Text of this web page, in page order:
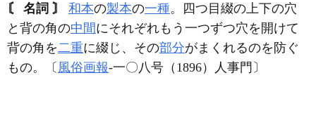
〘 名詞 〙 和本の製本の一種。四つ目綴の上下の穴
と背の角の中間にそれぞれもう一つずつ穴を開けて
背の角を 二重に綴じ、その部分がまくれるのを防ぐ
もの。〔 風俗画報‐一〇八号（1896）人事門〕